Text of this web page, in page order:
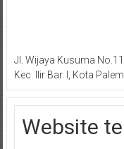
Jl. Wijaya Kusuma
Kec. Ilir Bar. I, Kota
Website